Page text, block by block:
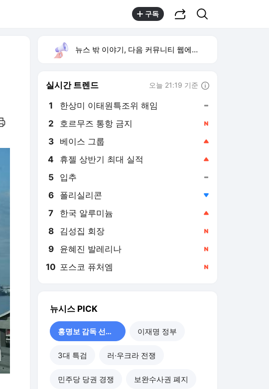
구독
뉴스 밖 이야기, 다음 커뮤니티 웹에서 보기
실시간 트렌드 오늘 21:19 기준
1 한상미 이태원특조위 해임
2 호르무즈 통항 금지
4 휴젤 상반기 최대 실적
5 입추
6 폴리실리콘
7 한국 알루미늄
8 김성집 회장
9 윤혜진 발레리나
10 포스코 퓨처엠
뉴시스 PICK
홍명보 감독 선임 논란 이재명 정부
3대 특검 러·우크라 전쟁
민주당 당권 경쟁 보완수사권 폐지